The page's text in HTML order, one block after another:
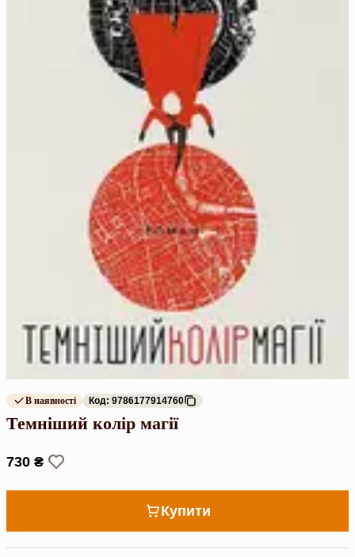
В наявності Код: 9786177914760
Темніший колір магії
730 ₴
Купити